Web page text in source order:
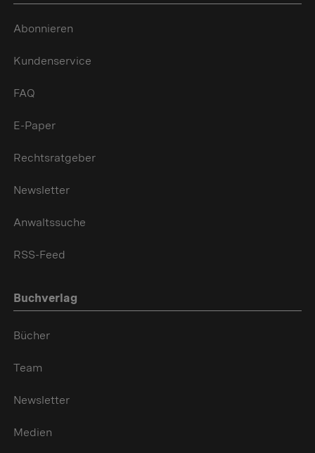
Abonnieren
Kundenservice
FAQ
E-Paper
Rechtsratgeber
Newsletter
Anwaltssuche
RSS-Feed
Buchverlag
Bücher
Team
Newsletter
Medien